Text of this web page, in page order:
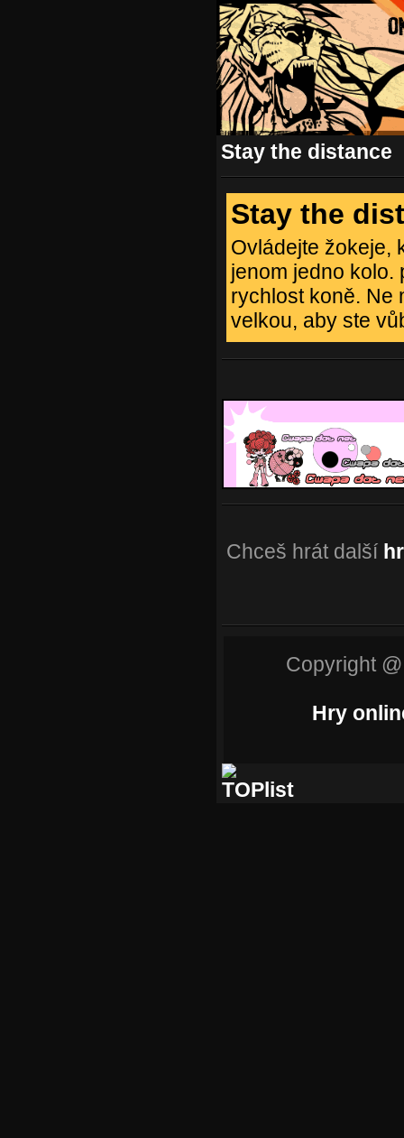
Stay the distance
Stay the
Ovládejte žokeje,
jenom jedno kolo.
rychlost koně. Ne
velkou, aby ste
Chceš hrát další
Copyright
Hry